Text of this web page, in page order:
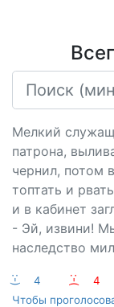
Мелкий
патрона,
чернил, потом
топтать и
и в кабинет
- Эй, извини!
наследство
:-) 4 :-(
4
Чтобы